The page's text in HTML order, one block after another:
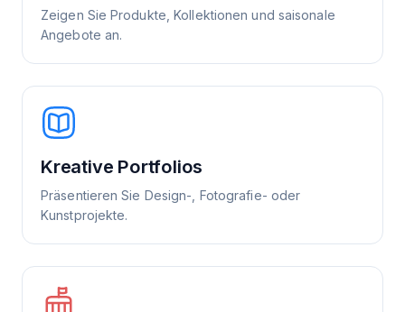
Zeigen Sie Produkte, Kollektionen und saisonale
Angebote an.
Kreative Portfolios
Präsentieren Sie Design-, Fotografie- oder
Kunstprojekte.